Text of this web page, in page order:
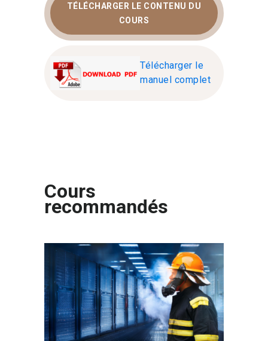
TÉLÉCHARGER LE CONTENU DU
COURS
Télécharger le
manuel complet
Cours
recommandés